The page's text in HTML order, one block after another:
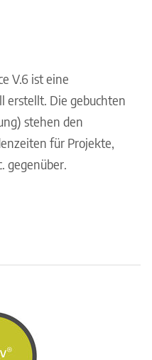
V.6 ist eine
erstellt. Die gebuchten
stehen den
für Projekte,
gegenüber.